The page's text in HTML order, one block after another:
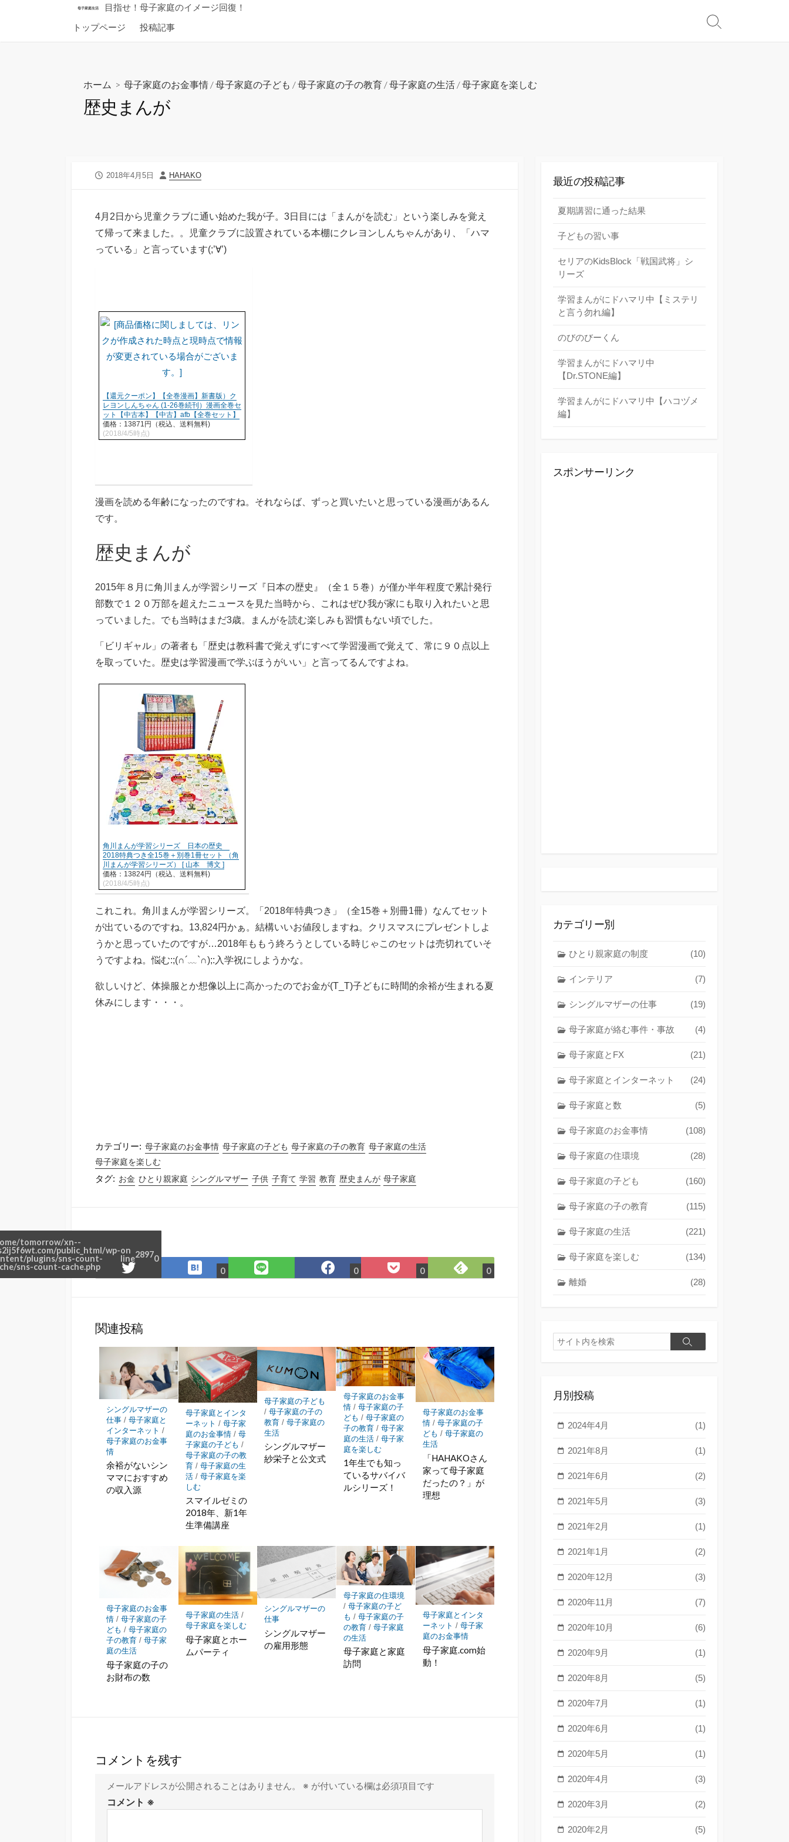
母子家庭生活 目指せ！母子家庭のイメージ回復！
トップページ 投稿記事
検
ホーム > 母子家庭のお金事情 /母子家庭の子ども /母子家庭の子の教育 /母子家庭の生活 /母子家庭を楽しむ
歴史まんが
公
2018年4月5日
投
HAHAKO
4月2日から児童クラブに通い始めた我が子。3日目には「まんがを読む」という楽しみを覚え
て帰って来ました。。児童クラブに設置されている本棚にクレヨンしんちゃんがあり、「ハマ
っている」と言っています(;’∀’)
【還元クーポン】【全巻漫画】新書版）ク
レヨンしんちゃん (1-26巻続刊）漫画全巻セ
ット【中古本】【中古】afb【全巻セット】
価格：13871円（税込、送料無料)
(2018/4/5時点)
漫画を読める年齢になったのですね。それならば、ずっと買いたいと思っている漫画があるん
です。
歴史まんが
2015年８月に角川まんが学習シリーズ『日本の歴史』（全１５巻）が僅か半年程度で累計発行
部数で１２０万部を超えたニュースを見た当時から、これはぜひ我が家にも取り入れたいと思
っていました。でも当時はまだ3歳。まんがを読む楽しみも習慣もない頃でした。
「ビリギャル」の著者も「歴史は教科書で覚えずにすべて学習漫画で覚えて、常に９０点以上
を取っていた。歴史は学習漫画で学ぶほうがいい」と言ってるんですよね。
角川まんが学習シリーズ 日本の歴史
2018特典つき全15巻＋別巻1冊セット （角
川まんが学習シリーズ） [ 山本 博文 ]
価格：13824円（税込、送料無料)
(2018/4/5時点)
これこれ。角川まんが学習シリーズ。「2018年特典つき」（全15巻＋別冊1冊）なんてセット
が出ているのですね。13,824円かぁ。結構いいお値段しますね。クリスマスにプレゼントしよ
うかと思っていたのですが…2018年ももう終ろうとしている時じゃこのセットは売切れていそ
うですよね。悩む:;(∩´﹏`∩);:入学祝にしようかな。
欲しいけど、体操服とか想像以上に高かったのでお金が(T_T)子どもに時間的余裕が生まれる夏
休みにします・・・。
カテゴリー: 母子家庭のお金事情 母子家庭の子ども 母子家庭の子の教育 母子家庭の生活
母子家庭を楽しむ
タグ: お金 ひとり親家庭 シングルマザー 子供 子育て 学習 教育 歴史まんが 母子家庭
Twitter
で
ア
tomorrow/xn--
public_html/wp-
plugins/sns-count-
sns-count-cache.php
on
line28970
は
て
マ
ー
ク
に
保
存
0
LINE
で
Facebook
で
0
Pocket
に
0
Feedly
で
0
関連投稿
シングルマザーの
仕事 /母子家庭と
インターネット /
母子家庭のお金事
情
余裕がないシン
ママにおすすめ
の収入源
母子家庭とインタ
ーネット / 母子家
庭のお金事情/ 母
子家庭の子ども /
母子家庭の子の教
育/ 母子家庭の生
活/ 母子家庭を楽
しむ
スマイルゼミの
2018年、新1年
生準備講座
母子家庭の子ども
/母子家庭の子の
教育 /母子家庭の
生活
シングルマザー
紗栄子と公文式
母子家庭のお金事
情 /母子家庭の子
ども /母子家庭の
子の教育 /母子家
庭の生活 /母子家
庭を楽しむ
1年生でも知っ
ているサバイバ
ルシリーズ！
母子家庭のお金事
情/ 母子家庭の子
ども / 母子家庭の
生活
「HAHAKOさん
家って母子家庭
だったの？」が
理想
母子家庭のお金事
情 /母子家庭の子
ども /母子家庭の
子の教育 /母子家
庭の生活
母子家庭の子の
お財布の数
母子家庭の生活/
母子家庭を楽しむ
母子家庭とホー
ムパーティ
シングルマザーの
仕事
シングルマザー
の雇用形態
母子家庭の住環境
/母子家庭の子ど
も /母子家庭の子
の教育 /母子家庭
の生活
母子家庭と家庭
訪問
母子家庭とインタ
ーネット / 母子家
庭のお金事情
母子家庭.com始
動！
コメントを残す
メールアドレスが公開されることはありません。 ※ が付いている欄は必須項目です
コメント ※
最近の投稿記事
夏期講習に通った結果
子どもの習い事
セリアのKidsBlock「戦国武将」シ
リーズ
学習まんがにドハマリ中【ミステリ
と言う勿れ編】
のびのびーくん
学習まんがにドハマリ中
【Dr.STONE編】
学習まんがにドハマリ中【ハコヅメ
編】
スポンサーリンク
カテゴリー別
ひとり親家庭の制度 (10)
インテリア (7)
シングルマザーの仕事 (19)
母子家庭が絡む事件・事故 (4)
母子家庭とFX (21)
母子家庭とインターネット (24)
母子家庭と数 (5)
母子家庭のお金事情 (108)
母子家庭の住環境 (28)
母子家庭の子ども (160)
母子家庭の子の教育 (115)
母子家庭の生活 (221)
母子家庭を楽しむ (134)
離婚 (28)
検
索
検
月別投稿
2024年4月 (1)
2021年8月 (1)
2021年6月 (2)
2021年5月 (3)
2021年2月 (1)
2021年1月 (2)
2020年12月 (3)
2020年11月 (7)
2020年10月 (6)
2020年9月 (1)
2020年8月 (5)
2020年7月 (1)
2020年6月 (1)
2020年5月 (1)
2020年4月 (3)
2020年3月 (2)
2020年2月 (5)